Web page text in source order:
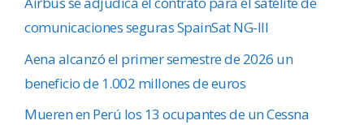
comunicaciones seguras SpainSat NG-III
Aena alcanzó el primer semestre de 2026 un
beneficio de 1.002 millones de euros
Mueren en Perú los 13 ocupantes de un Cessna